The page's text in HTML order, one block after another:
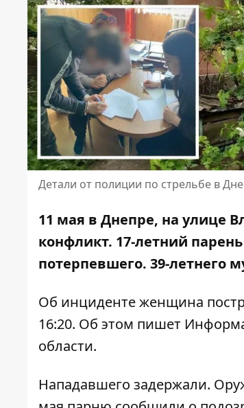
Детали от полиции по стрельбе в
11 мая в Днепре, на улице
конфликт. 17-летний
потерпевшего. 39-летнего
Об инциденте женщина
16:20. Об этом пишет
области.
Нападавшего задержали.